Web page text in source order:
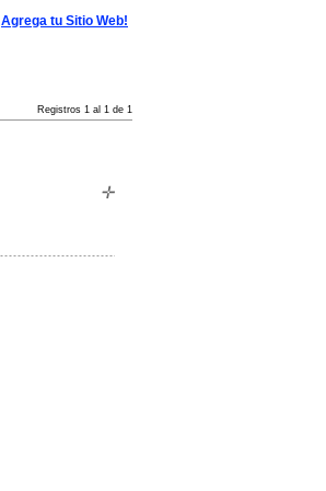
Agrega tu Sitio Web!
Registros 1 al 1 de 1